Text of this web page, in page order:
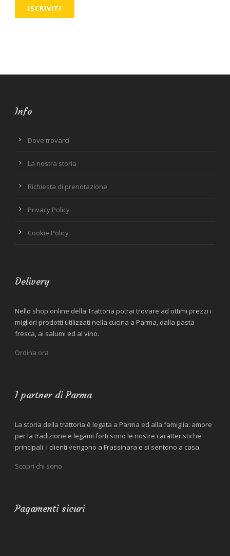
Info
Dove trovarci
La nostra storia
Richiesta di prenotazione
Privacy Policy
Cookie Policy
Delivery
Nello shop online della Trattoria potrai trovare ad ottimi prezzi i
migliori prodotti utilizzati nella cucina a Parma, dalla pasta
fresca, ai salumi ed al vino.
Ordina ora
I partner di Parma
La storia della trattoria è legata a Parma ed alla famiglia: amore
per la tradizione e legami forti sono le nostre caratteristiche
principali. I clienti vengono a Frassinara e si sentono a casa.
Scopri chi sono
Pagamenti sicuri